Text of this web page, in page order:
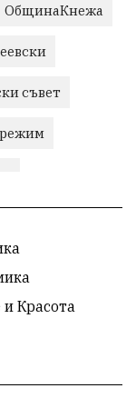
ОбщинаКнежа
съвет
Красота